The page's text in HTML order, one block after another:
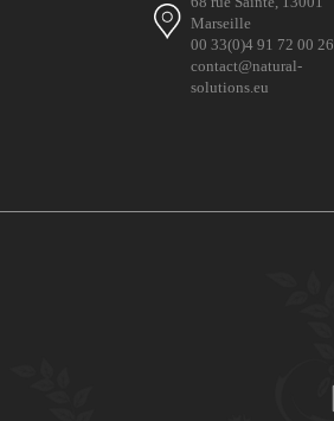
Marseille
00 33(0)4 91 72 00 26
contact@natural-
solutions.eu